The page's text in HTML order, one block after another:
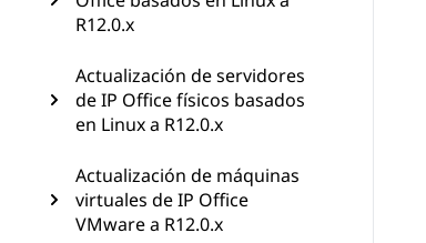
R12.0.x
Actualización de servidores
de IP Office físicos basados
en Linux a R12.0.x
Actualización de máquinas
virtuales de IP Office
VMware a R12.0.x